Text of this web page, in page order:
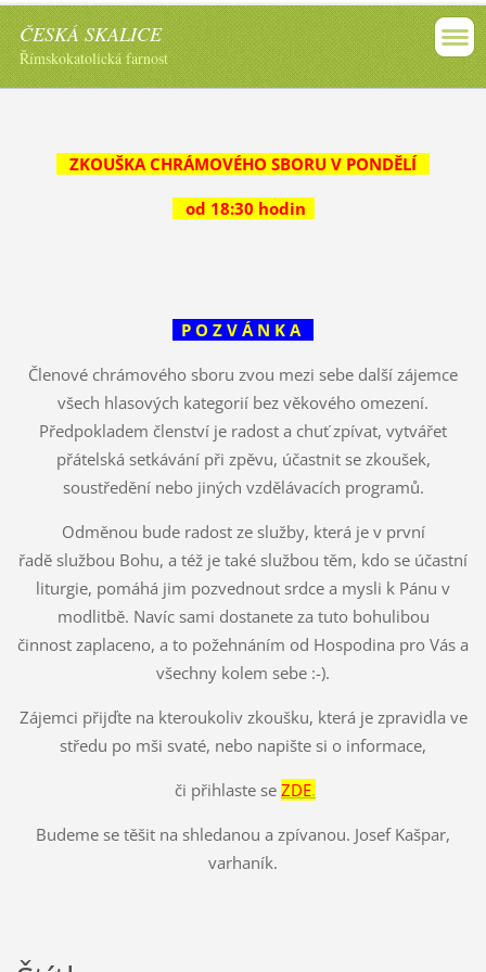
ČESKÁ SKALICE
Římskokatolická farnost
ZKOUŠKA CHRÁMOVÉHO SBORU V PONDĚLÍ
od 18:30 hodin
P O Z V Á N K A
Členové chrámového sboru zvou mezi sebe další zájemce
všech hlasových kategorií bez věkového omezení.
Předpokladem členství je radost a chuť zpívat, vytvářet
přátelská setkávání při zpěvu, účastnit se zkoušek,
soustředění nebo jiných vzdělávacích programů.
Odměnou bude radost ze služby, která je v první
řadě službou Bohu, a též je také službou těm, kdo se účastní
liturgie, pomáhá jim pozvednout srdce a mysli k Pánu v
modlitbě. Navíc sami dostanete za tuto bohulibou
činnost zaplaceno, a to požehnáním od Hospodina pro Vás a
všechny kolem sebe :-).
Zájemci přijďte na kteroukoliv zkoušku, která je zpravidla ve
středu po mši svaté, nebo napište si o informace,
či přihlaste se ZDE.
Budeme se těšit na shledanou a zpívanou. Josef Kašpar,
varhaník.